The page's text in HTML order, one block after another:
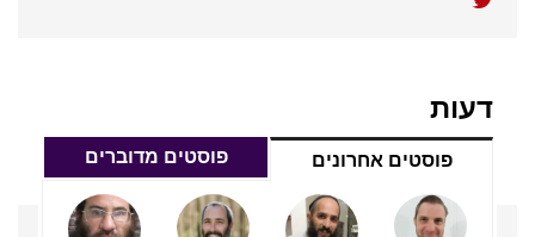
דעות
פוסטים אחרונים פוסטים מדוברים